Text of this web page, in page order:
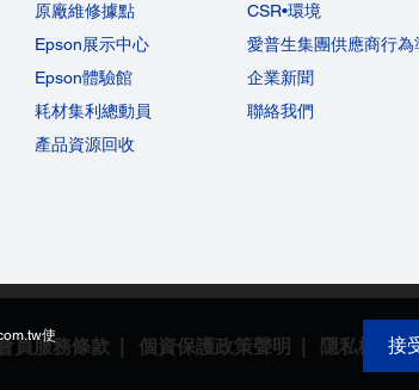
原廠維修據點
Epson展示中心
Epson體驗館
耗材集利總動員
產品資源回收
CSR•環境
愛普生集團供應商行為
企業新聞
聯絡我們
員服務條款 個資保護政策聲明 隱私權政策
使 接